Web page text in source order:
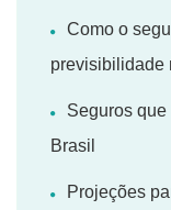
Como o
previsibilidade
Seguros
Brasil
Projeções